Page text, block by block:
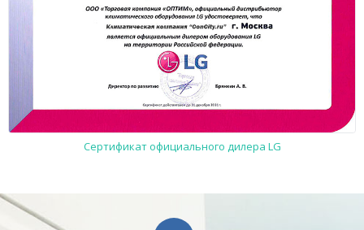
Сертификат официального дилера LG